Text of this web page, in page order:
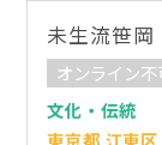
未生流笹
オンライン不
文化・伝統
東京都 江東区